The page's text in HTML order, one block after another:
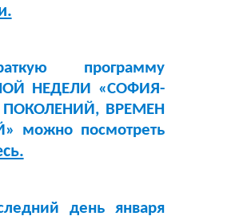
программу
НЕДЕЛИ «СОФИЯ-
ПОКОЛЕНИЙ, ВРЕМЕН
можно посмотреть
день января